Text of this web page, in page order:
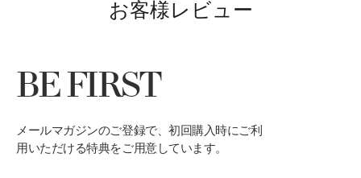
お客様レビュー
BE FIRST
メールマガジンのご登録で、初回購入時にご利
用いただける特典をご用意しています。